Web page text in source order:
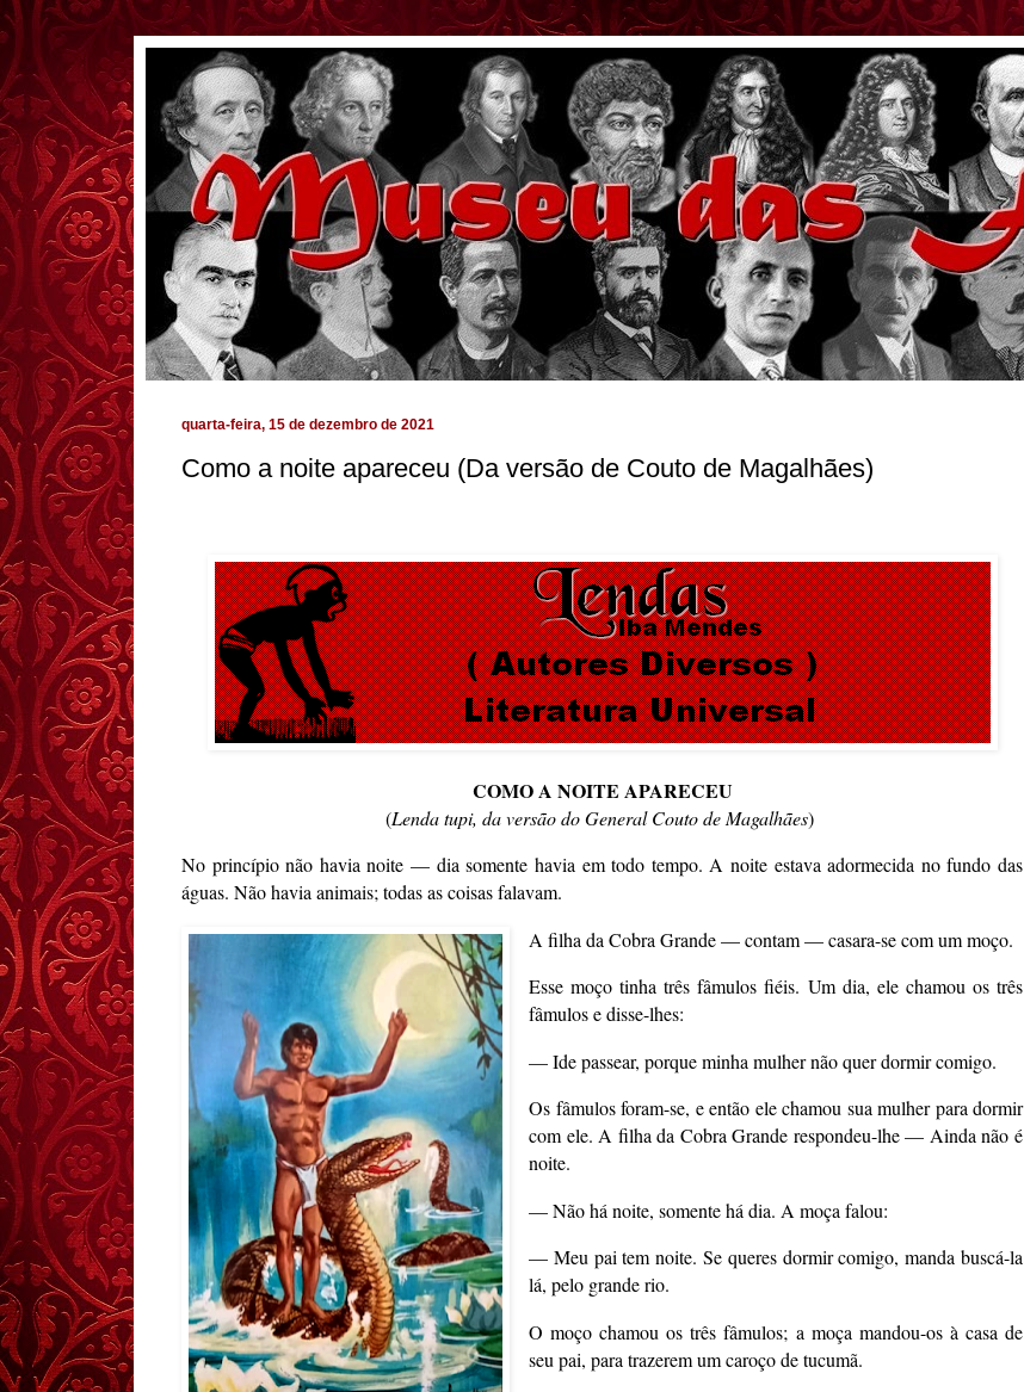
quarta-feira, 15 de dezembro de 2021
Como a noite apareceu (Da versão de Couto de Magalhães)
COMO A NOITE APARECEU
(Lenda tupi, da versão do General Couto de Magalhães)
No princípio não havia noite — dia somente havia em todo tempo. A noite estava adormecida no fundo das
águas. Não havia animais; todas as coisas falavam.
A filha da Cobra Grande — contam — casara-se com um moço.
Esse moço tinha três fâmulos fiéis. Um dia, ele chamou os três
fâmulos e disse-lhes:
— Ide passear, porque minha mulher não quer dormir comigo.
Os fâmulos foram-se, e então ele chamou sua mulher para dormir
com ele. A filha da Cobra Grande respondeu-lhe — Ainda não é
noite.
— Não há noite, somente há dia. A moça falou:
— Meu pai tem noite. Se queres dormir comigo, manda buscá-la
lá, pelo grande rio.
O moço chamou os três fâmulos; a moça mandou-os à casa de
seu pai, para trazerem um caroço de tucumã.